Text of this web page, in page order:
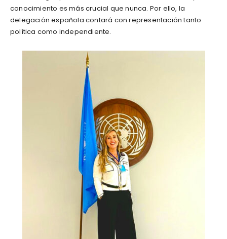
conocimiento es más crucial que nunca. Por ello, la
delegación española contará con representación tanto
política como independiente.